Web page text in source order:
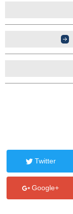
Twitter
Google+